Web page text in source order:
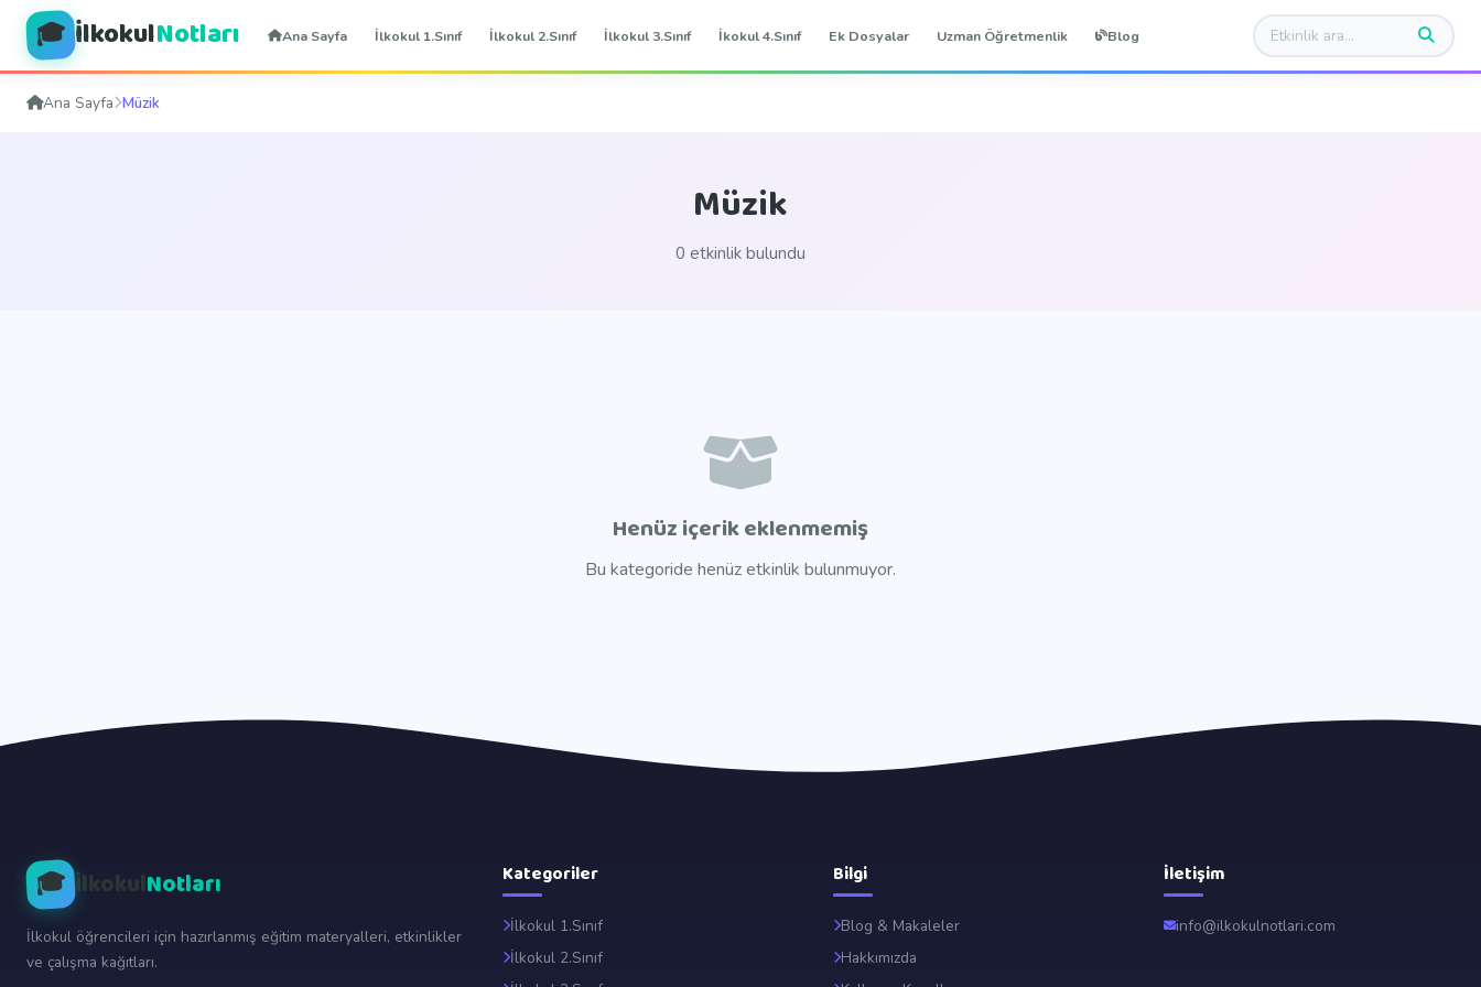
🎓 İlkokulNotları Ana Sayfa İlkokul 1.Sınıf İlkokul 2.Sınıf İlkokul 3.Sınıf İkokul 4.Sınıf Ek Dosyalar Uzman Öğretmenlik Blog
Ana Sayfa Müzik
Müzik
0 etkinlik bulundu
Henüz içerik eklenmemiş
Bu kategoride henüz etkinlik bulunmuyor.
🎓 İlkokulNotları
İlkokul öğrencileri için hazırlanmış eğitim materyalleri, etkinlikler
ve çalışma kağıtları.
Kategoriler
İlkokul 1.Sınıf
İlkokul 2.Sınıf
Bilgi
Blog & Makaleler
Hakkımızda
İletişim
info@ilkokulnotlari.com